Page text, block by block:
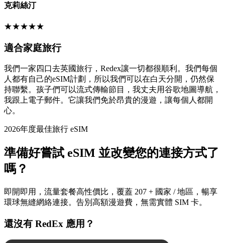
克莉絲汀
★★★★★
適合家庭旅行
我們一家四口去英國旅行，Redex讓一切都很順利。我們每個
人都有自己的eSIM計劃，所以我們可以在白天分開，仍然保
持聯繫。孩子們可以流式傳輸節目，我丈夫用谷歌地圖導航，
我跟上電子郵件。它讓我們免於昂貴的漫遊，讓每個人都開
心。
2026年度最佳旅行 eSIM
準備好嘗試 eSIM 並改變您的連接方式了
嗎？
即開即用，流量套餐高性價比，覆蓋 207 + 國家 / 地區，暢享
環球無縫網絡連接。告別高額漫遊費，無需實體 SIM 卡。
還沒有 RedEx 應用？